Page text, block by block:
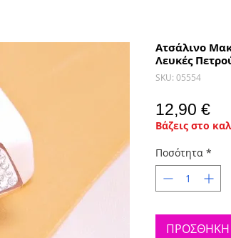
Ατσάλινο
Λευκές
SKU: 05554
12,90 €Τιμή
Βάζεις στο
Ποσότητα *
ΠΡΟΣΘΗΚΗ